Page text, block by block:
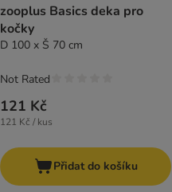
zooplus Basics deka pro
kočky
D 100 x Š 70 cm
121 Kč
121 Kč / kus
Not Rated
Přidat do košíku